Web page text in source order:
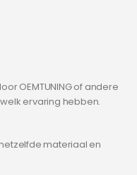
OEMTUNING of andere
ervaring hebben.
materiaal en